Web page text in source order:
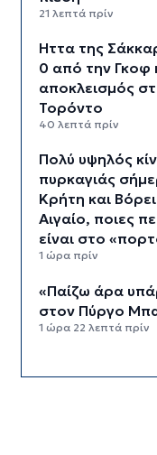
21 λεπτά πρίν
Ήττα της
0 από την Γκοφ
αποκλεισμός
Τορόντο
40 λεπτά πρίν
Πολύ υψηλός
πυρκαγιάς
Κρήτη και
Αιγαίο, ποιες
είναι στο
1 ώρα πρίν
«Παίζω άρα
στον Πύργο
1 ώρα 22 λεπτά πρίν
Συσπείρωσης